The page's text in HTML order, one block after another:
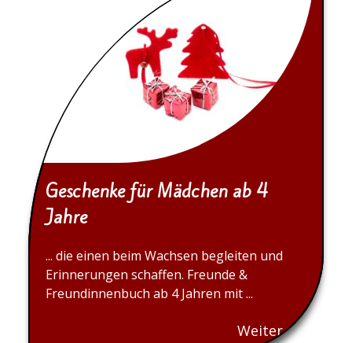
Geschenke für Mädchen ab 4
Jahre
... die einen beim Wachsen begleiten und
Erinnerungen schaffen. Freunde &
Freundinnenbuch ab 4 Jahren mit ...
Weiter...